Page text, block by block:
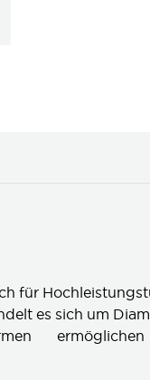
für
es sich um